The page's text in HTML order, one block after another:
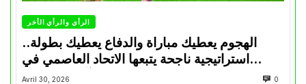
الرأي والرأي الأخر
الهجوم يعطيك مباراة والدفاع يعطيك بطولة..
استراتيجية ناجحة يتبعها الاتحاد العاصمي في
تتويجاته آخر السنوات
Avril 30, 2026 0